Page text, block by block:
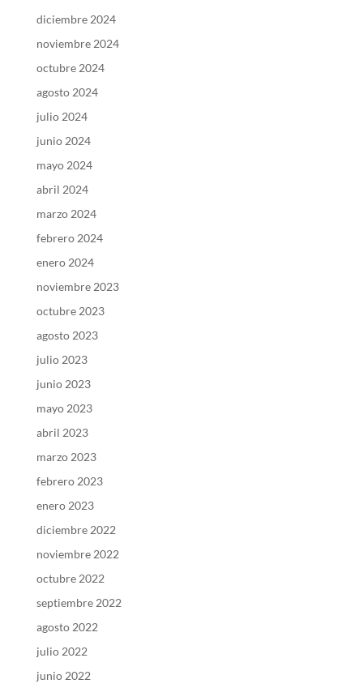
diciembre 2024
noviembre 2024
octubre 2024
agosto 2024
julio 2024
junio 2024
mayo 2024
abril 2024
marzo 2024
febrero 2024
enero 2024
noviembre 2023
octubre 2023
agosto 2023
julio 2023
junio 2023
mayo 2023
abril 2023
marzo 2023
febrero 2023
enero 2023
diciembre 2022
noviembre 2022
octubre 2022
septiembre 2022
agosto 2022
julio 2022
junio 2022